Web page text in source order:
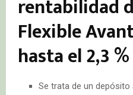
rentabilidad
Flexible
hasta el 2,3 %
Se trata de un